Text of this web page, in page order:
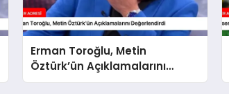
Erman Toroğlu, Metin
Öztürk’ün Açıklamalarını
Değerlendirdi